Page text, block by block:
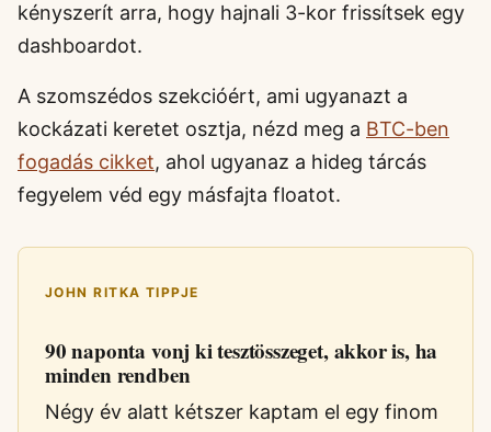
kényszerít arra, hogy hajnali 3-kor frissítsek egy
dashboardot.
A szomszédos szekcióért, ami ugyanazt a
kockázati keretet osztja, nézd meg a BTC-ben
fogadás cikket, ahol ugyanaz a hideg tárcás
fegyelem véd egy másfajta floatot.
JOHN RITKA TIPPJE
90 naponta vonj ki tesztösszeget, akkor is, ha
minden rendben
Négy év alatt kétszer kaptam el egy finom